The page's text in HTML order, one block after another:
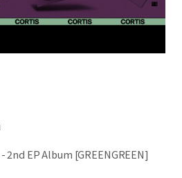
2nd EP Album [GREENGREEN]